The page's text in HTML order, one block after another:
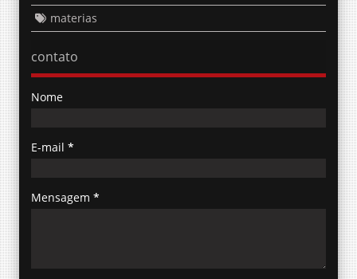
materias
contato
Nome
E-mail *
Mensagem *